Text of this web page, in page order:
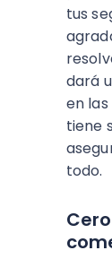
tus
dará
en
tiene
todo.